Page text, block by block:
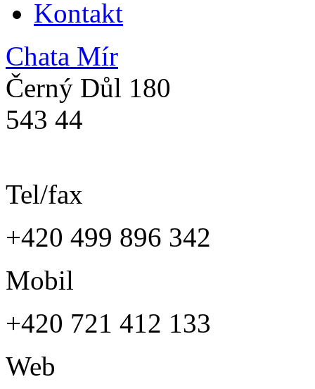
Kontakt
Chata Mír
Černý Důl 180
543 44
Tel/fax
+420 499 896 342
Mobil
+420 721 412 133
Web